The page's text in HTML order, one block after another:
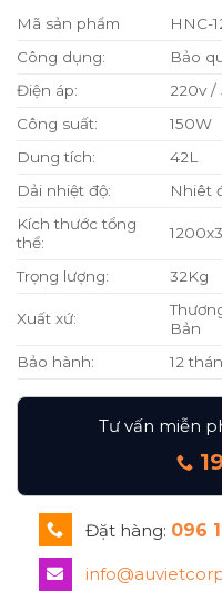
Mã sản phẩm
HNC-
Công dụng:
Bảo
Điện áp:
220v /
Công suất:
150W
Dung tích:
42L
Dải nhiệt độ:
Nhiêt
Kích thước tổng
thể:
Trọng lượng: 32Kg
Xuất xứ:
Bản
Bảo hành:
12
Tư vấn miễn
Đặt hàng: 096